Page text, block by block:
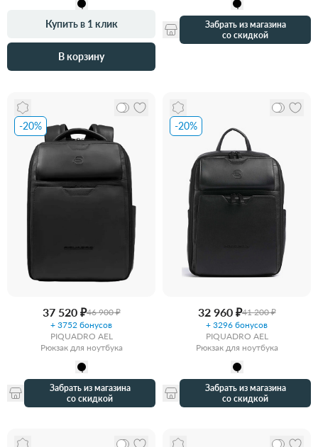
Купить в 1 клик
В корзину
Забрать из магазина
со скидкой
-20%
37 520 ₽46 900 ₽
+ 3752 бонусов
PIQUADRO AEL
Рюкзак для ноутбука
Забрать из магазина
со скидкой
-20%
32 960 ₽41 200 ₽
+ 3296 бонусов
PIQUADRO AEL
Рюкзак для ноутбука
Забрать из магазина
со скидкой